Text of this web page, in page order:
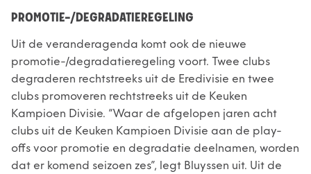
PROMOTIE-/DEGRADATIEREGELING
Uit de veranderagenda komt ook de nieuwe
promotie-/degradatieregeling voort. Twee clubs
degraderen rechtstreeks uit de Eredivisie en twee
clubs promoveren rechtstreeks uit de Keuken
Kampioen Divisie. “Waar de afgelopen jaren acht
clubs uit de Keuken Kampioen Divisie aan de play-
offs voor promotie en degradatie deelnamen, worden
dat er komend seizoen zes”, legt Bluyssen uit. Uit de